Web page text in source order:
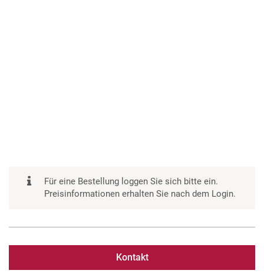
Für eine Bestellung loggen Sie sich bitte ein.
Preisinformationen erhalten Sie nach dem Login.
Kontakt